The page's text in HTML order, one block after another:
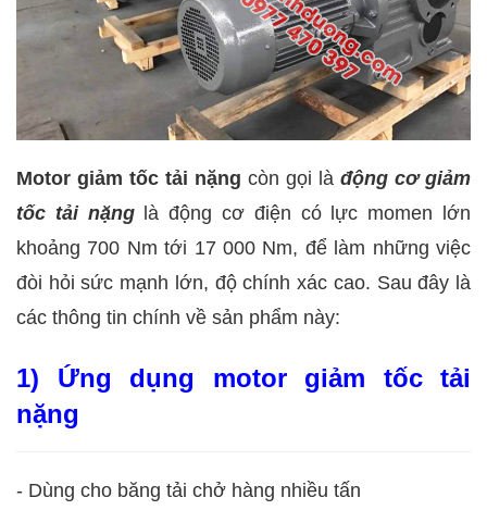
Motor giảm tốc tải nặng còn gọi là động cơ giảm
tốc tải nặnglà động cơ điện có lực momen lớn
khoảng 700 Nm tới 17 000 Nm, để làm những việc
đòi hỏi sức mạnh lớn, độ chính xác cao. Sau đây là
các thông tin chính về sản phẩm này:
1) Ứng dụng motor giảm tốc tải
nặng
- Dùng cho băng tải chở hàng nhiều tấn